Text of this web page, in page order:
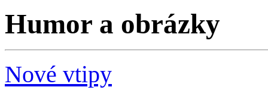
Humor a obrázky
Nové vtipy